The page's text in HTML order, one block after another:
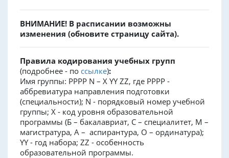
ВНИМАНИЕ! В расписании возможны
изменения (обновите страницу сайта).
Правила кодирования учебных групп
(подробнее - по ссылке):
Имя группы: PPPP N – X YY ZZ, где PPPP -
аббревиатура направления подготовки
(специальности); N - порядковый номер учебной
группы; X - код уровня образовательной
программы (Б – бакалавриат, С – специалитет, М –
магистратура, А – аспирантура, О – ординатура);
YY - год набора; ZZ - особенность
образовательной программы.